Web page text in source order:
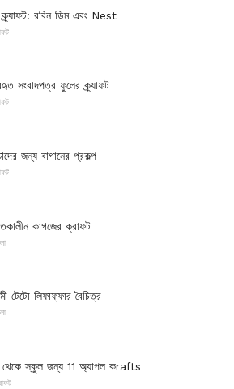
রবিন ডিম এবং Nest
সংবাদপত্র ফুলের ক্র্যাফট
জন্য বাগানের প্রকল্প
কাগজের ক্রাফট
টেটো লিফাফ্ফার বৈচিত্র
থেকে স্কুল জন্য 11 অ্যাপল কrafts